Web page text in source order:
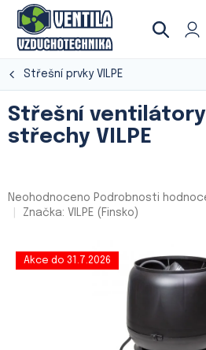
Přejít
obsah
Střešní prvky VILPE
Střešní
střechy VILPE
Průměrné
hodnocení
Neohodnoceno Podrobnosti
Značka: VILPE (Finsko)
Akce do 31.7.2026